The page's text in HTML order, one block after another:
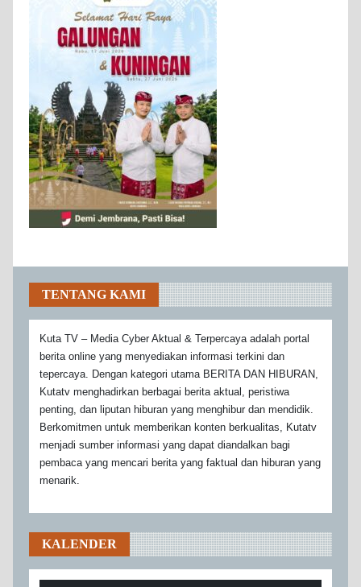
TENTANG KAMI
Kuta TV – Media Cyber Aktual & Terpercaya adalah portal
berita online yang menyediakan informasi terkini dan
tepercaya. Dengan kategori utama BERITA DAN HIBURAN,
Kutatv menghadirkan berbagai berita aktual, peristiwa
penting, dan liputan hiburan yang menghibur dan mendidik.
Berkomitmen untuk memberikan konten berkualitas, Kutatv
menjadi sumber informasi yang dapat diandalkan bagi
pembaca yang mencari berita yang faktual dan hiburan yang
menarik.
KALENDER